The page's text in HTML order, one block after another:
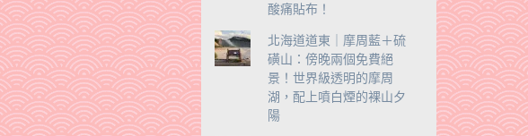
酸痛貼布！
北海道道東｜摩周藍＋硫
磺山：傍晚兩個免費絕
景！世界級透明的摩周
湖，配上噴白煙的裸山夕
陽